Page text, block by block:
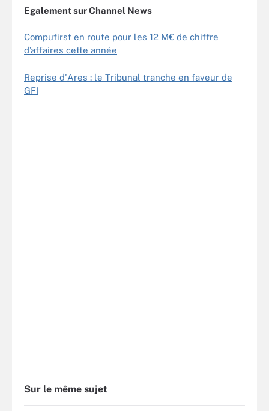
Egalement sur Channel News
Compufirst en route pour les 12 M€ de chiffre
d’affaires cette année
Reprise d'Ares : le Tribunal tranche en faveur de
GFI
Sur le même sujet